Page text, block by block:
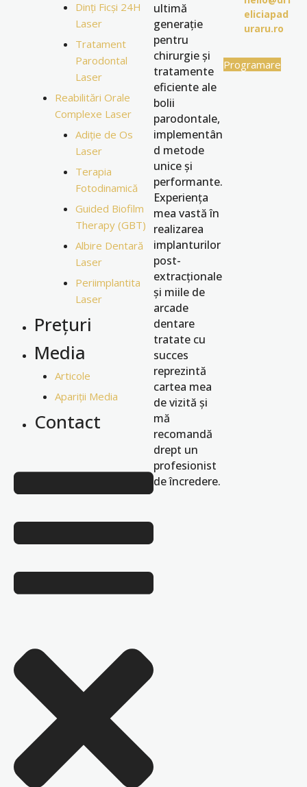
Dinți Ficși 24H
Laser
Tratament
Parodontal
Laser
Reabilitări Orale
Complexe Laser
Adiție de Os
Laser
Terapia
Fotodinamică
Guided Biofilm
Therapy (GBT)
Albire Dentară
Laser
Periimplantita
Laser
Prețuri
Media
Articole
Apariții Media
Contact
ultimă
generație
pentru
chirurgie și
tratamente
eficiente ale
bolii
parodontale,
implementân
d metode
unice și
performante.
Experiența
mea vastă în
realizarea
implanturilor
post-
extracționale
și miile de
arcade
dentare
tratate cu
succes
reprezintă
cartea mea
de vizită și
mă
recomandă
drept un
profesionist
de încredere.
eliciapad
uraru.ro
Programare